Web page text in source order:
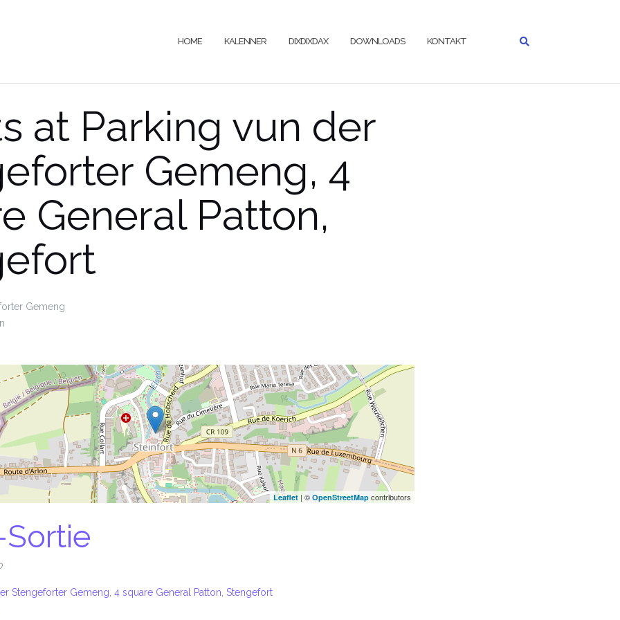
HOME KALENNER DIXDIXDAX DOWNLOADS KONTAKT
at Parking vun der
Gemeng, 4
General Patton,
Gemeng
Leaflet | © OpenStreetMap contributors
Stengeforter Gemeng, 4 square General Patton, Stengefort